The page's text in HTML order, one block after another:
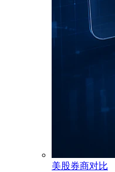
美股券商对比